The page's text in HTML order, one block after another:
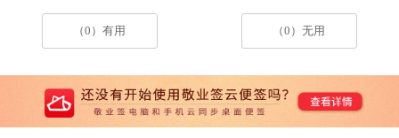
（0）有用 （0）无用